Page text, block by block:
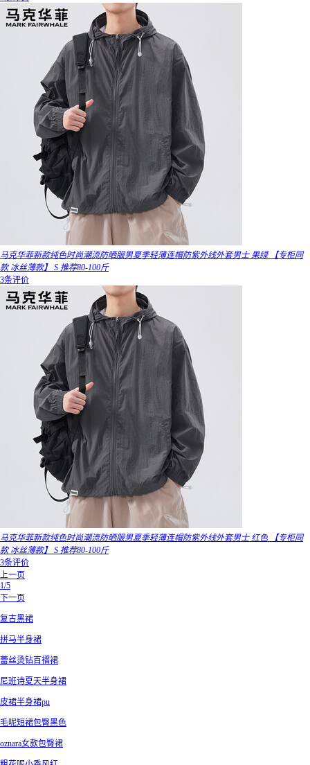
马克华菲新款纯色时尚潮流防晒服男夏季轻薄连帽防紫外线外套男士 果绿 【专柜同
款 冰丝薄款】 S 推荐80-100斤
3条评价
马克华菲新款纯色时尚潮流防晒服男夏季轻薄连帽防紫外线外套男士 红色 【专柜同
款 冰丝薄款】 S 推荐80-100斤
3条评价
上一页
1/5
下一页
复古黑裙
拼马半身裙
蕾丝烫钻百褶裙
尼班诗夏天半身裙
皮裙半身裙pu
毛呢短裙包臀黑色
oznara女款包臀裙